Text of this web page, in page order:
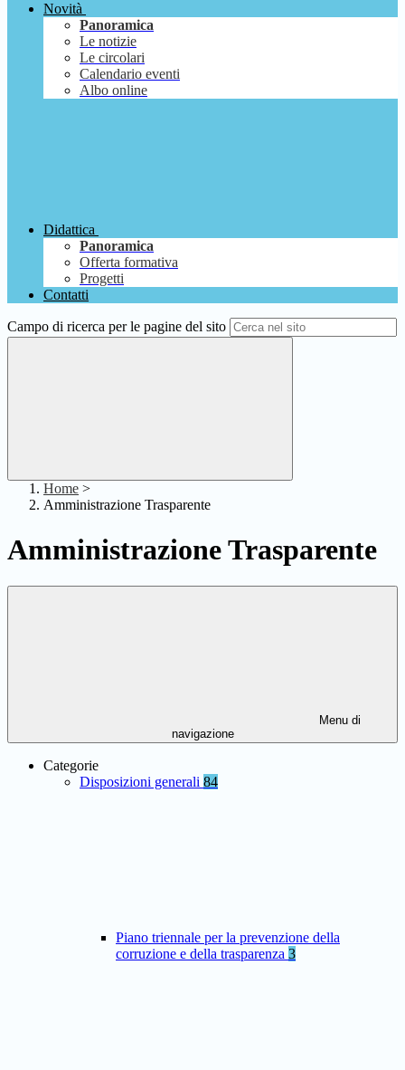
Novità
Panoramica
Le notizie
Le circolari
Calendario eventi
Albo online
Didattica
Panoramica
Offerta formativa
Progetti
Contatti
Campo di ricerca per le pagine del sito
Home >
Amministrazione Trasparente
Amministrazione Trasparente
Menu di
navigazione
Categorie
Disposizioni generali 84
Piano triennale per la prevenzione della
corruzione e della trasparenza 3